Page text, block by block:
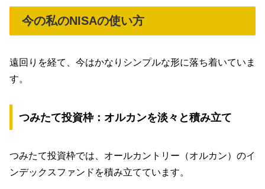
今の私のNISAの使い方
遠回りを経て、今はかなりシンプルな形に落ち着いていま
す。
つみたて投資枠：オルカンを淡々と積み立て
つみたて投資枠では、オールカントリー（オルカン）のイ
ンデックスファンドを積み立てています。